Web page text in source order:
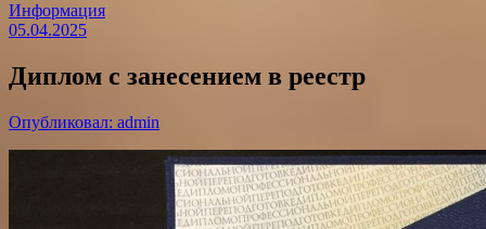
Информация
05.04.2025
Диплом с занесением в реестр
Опубликовал: admin